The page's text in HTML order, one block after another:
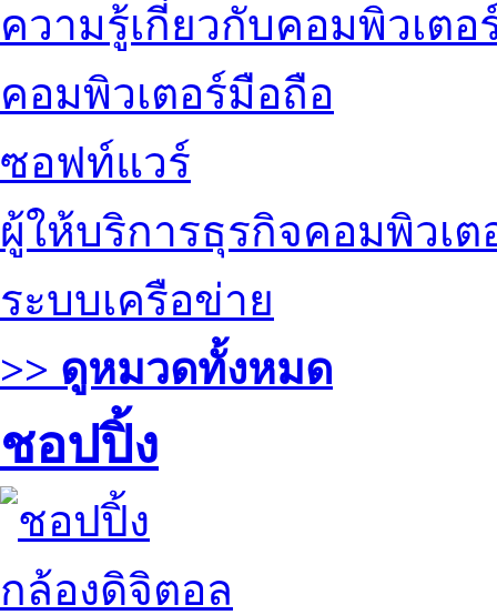
ความรู้เกี่ยวกับคอมพิวเตอ
คอมพิวเตอร์มือถือ
ซอฟท์แวร์
ผู้ให้บริการธุรกิจคอมพิวเต
ระบบเครือข่าย
>> ดูหมวดทั้งหมด
ชอปปิ้ง
กล้องดิจิตอล